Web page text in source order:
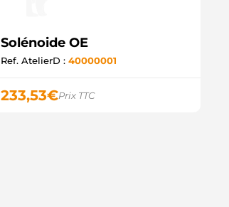
Solénoide OE
Ref. AtelierD : 40000001
233,53€Prix TTC